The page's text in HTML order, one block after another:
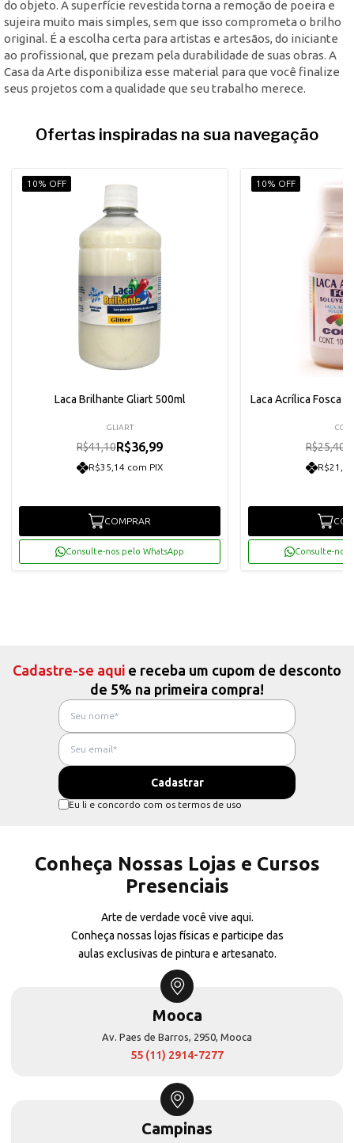
do objeto. A superfície revestida torna a remoção de poeira e
sujeira muito mais simples, sem que isso comprometa o brilho
original. É a escolha certa para artistas e artesãos, do iniciante
ao profissional, que prezam pela durabilidade de suas obras. A
Casa da Arte disponibiliza esse material para que você finalize
seus projetos com a qualidade que seu trabalho merece.
Ofertas inspiradas na sua navegação
10% OFF
Laca Brilhante Gliart 500ml
GLIART
R$41,10R$36,99
R$35,14 com PIX
COMPRAR
Consulte-nos pelo WhatsApp
10% OFF
Laca Acrílica Fosca
R$25,40
Consulte-nos
Cadastre-se aqui e receba um cupom de desconto
de 5% na primeira compra!
Eu li e concordo com os termos de uso
Conheça Nossas Lojas e Cursos
Presenciais
Arte de verdade você vive aqui.
Conheça nossas lojas físicas e participe das
aulas exclusivas de pintura e artesanato.
Mooca
Av. Paes de Barros, 2950, Mooca
55 (11) 2914-7277
Campinas